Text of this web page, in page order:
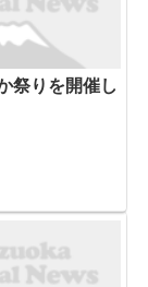
祭りを開催し